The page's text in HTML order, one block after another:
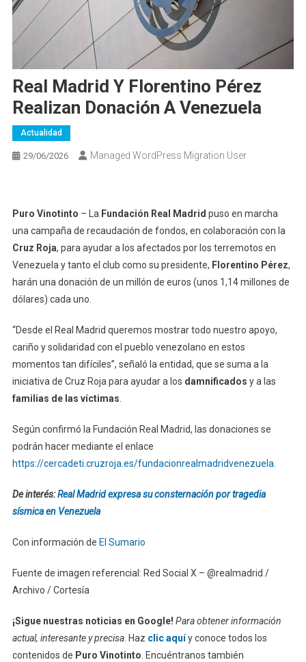
Real Madrid Y Florentino Pérez
Realizan Donación A Venezuela
Actualidad
29/06/2026 Managed WordPress Migration User
Puro Vinotinto – La Fundación Real Madrid puso en marcha
una campaña de recaudación de fondos, en colaboración con la
Cruz Roja, para ayudar a los afectados por los terremotos en
Venezuela y tanto el club como su presidente, Florentino Pérez,
harán una donación de un millón de euros (unos 1,14 millones de
dólares) cada uno.
“Desde el Real Madrid queremos mostrar todo nuestro apoyo,
cariño y solidaridad con el pueblo venezolano en estos
momentos tan difíciles”, señaló la entidad, que se suma a la
iniciativa de Cruz Roja para ayudar a los damnificados y a las
familias de las víctimas
Según confirmó la Fundación Real Madrid, las donaciones se
podrán hacer mediante el enlace
https://cercadeti.cruzroja.es/fundacionrealmadridvenezuela
De interés:Real Madrid expresa su consternación por tragedia
sísmica en Venezuela
Con información de El Sumario
Fuente de imagen referencial: Red Social X – @realmadrid /
Archivo / Cortesía
¡Sigue nuestras noticias en Google! Para obtener información
actual, interesante y precisa. Haz clic aquíy conoce todos los
contenidos de Puro Vinotinto . Encuéntranos también